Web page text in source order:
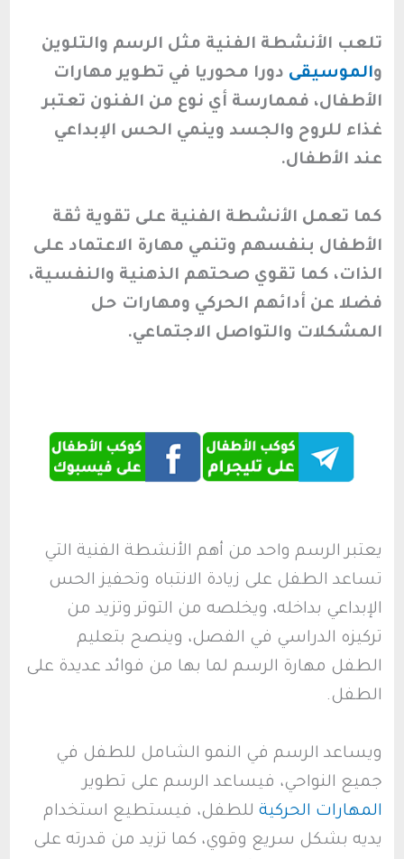
تلعب الأنشطة الفنية مثل الرسم والتلوين
والموسيقى دورا محوريا في تطوير مهارات
الأطفال، فممارسة أي نوع من الفنون تعتبر
غذاء للروح والجسد وينمي الحس الإبداعي
عند الأطفال.
كما تعمل الأنشطة الفنية على تقوية ثقة
الأطفال بنفسهم وتنمي مهارة الاعتماد على
الذات، كما تقوي صحتهم الذهنية والنفسية،
فضلا عن أدائهم الحركي ومهارات حل
المشكلات والتواصل الاجتماعي.
يعتبر الرسم واحد من أهم الأنشطة الفنية التي
تساعد الطفل على زيادة الانتباه وتحفيز الحس
الإبداعي بداخله، ويخلصه من التوتر وتزيد من
تركيزه الدراسي في الفصل، وينصح بتعليم
الطفل مهارة الرسم لما بها من فوائد عديدة على
الطفل.
ويساعد الرسم في النمو الشامل للطفل في
جميع النواحي، فيساعد الرسم على تطوير
المهارات الحركيةللطفل، فيستطيع استخدام
يديه بشكل سريع وقوي، كما تزيد من قدرته على